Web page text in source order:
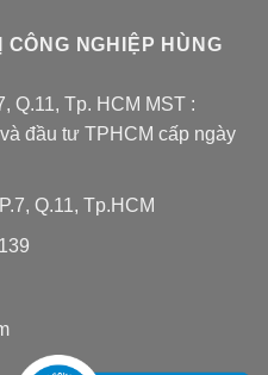
NGHIỆP HÙNG
Q.11, Tp. HCM MST :
đầu tư TPHCM cấp ngày
Q.11, Tp.HCM